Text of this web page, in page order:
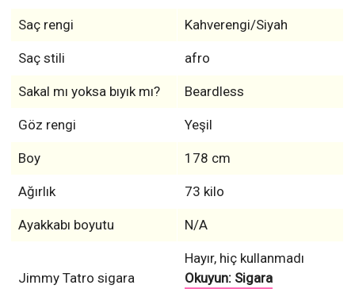
Saç rengi Kahverengi/Siyah
Saç stili afro
Sakal mı yoksa bıyık mı? Beardless
Göz rengi Yeşil
Boy 178 cm
Ağırlık 73 kilo
Ayakkabı boyutu N/A
Jimmy Tatro sigara
Hayır, hiç kullanmadı
Okuyun: Sigara